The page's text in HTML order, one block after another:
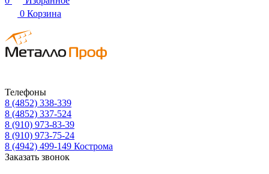
0 Корзина
Телефоны
8 (4852) 338-339
8 (4852) 337-524
8 (910) 973-83-39
8 (910) 973-75-24
8 (4942) 499-149 Кострома
Заказать звонок